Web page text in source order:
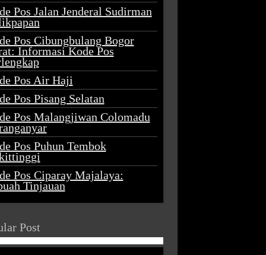
Pos Jalan Jenderal Sudirman
Pos Cibungbulang Bogor
Informasi Kode Pos
Pos Air Haji
Pos Pisang Selatan
Pos Malangjiwan Colomadu
Pos Puhun Tembok
Pos Ciparay Majalaya:
Tinjauan
Post